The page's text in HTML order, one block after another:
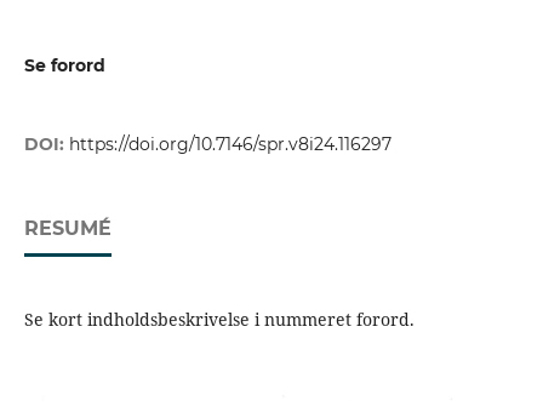
Se forord
DOI: https://doi.org/10.7146/spr.v8i24.116297
RESUMÉ
Se kort indholdsbeskrivelse i nummeret forord.